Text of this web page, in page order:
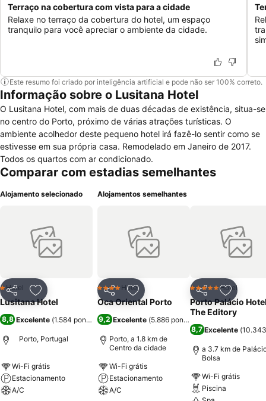
Terraço na cobertura com vista para a cidade
Relaxe no terraço da cobertura do hotel, um espaço
tranquilo para você apreciar o ambiente da cidade.
Este resumo foi criado por inteligência artificial e pode não ser 100% correto.
Informação sobre o Lusitana Hotel
O Lusitana Hotel, com mais de duas décadas de existência, situa-se
no centro do Porto, próximo de várias atrações turísticas. O
ambiente acolhedor deste pequeno hotel irá fazê-lo sentir como se
estivesse em sua própria casa. Remodelado em Janeiro de 2017.
Todos os quartos com ar condicionado.
Comparar com estadias semelhantes
Alojamento selecionado
PartilharAdicionar aos favoritos
1 Estrelas
Hotel
Lusitana Hotel
8,8 Excelente (1.584 pontuações)
Porto, Portugal
Wi-Fi grátis
Estacionamento
A/C
Alojamentos semelhantes
PartilharAdicionar aos favoritos
4 EstrelasHotel
Oca Oriental Porto
9,2 Excelente (5.886 pontuações
Porto, a 1.8 km de
Centro da cidade
Wi-Fi grátis
Estacionamento
A/C
Partilhar
5 EstrelasHotel
Porto Palácio
The Editory
8,7Excelente (
a 3.7 km de
Bolsa
Wi-Fi grátis
Piscina